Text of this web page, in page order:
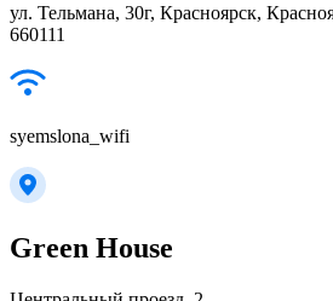
ул. Тельмана, 30г, Красноярск,
660111
syemslona_wifi
Green House